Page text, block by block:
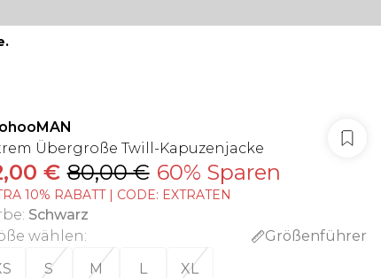
Übergroße Twill-Kapuzenjacke
€ 80,00 € 60% Sparen
10% RABATT | CODE: EXTRATEN
: Schwarz
wählen:
Größenführer
S M L XL